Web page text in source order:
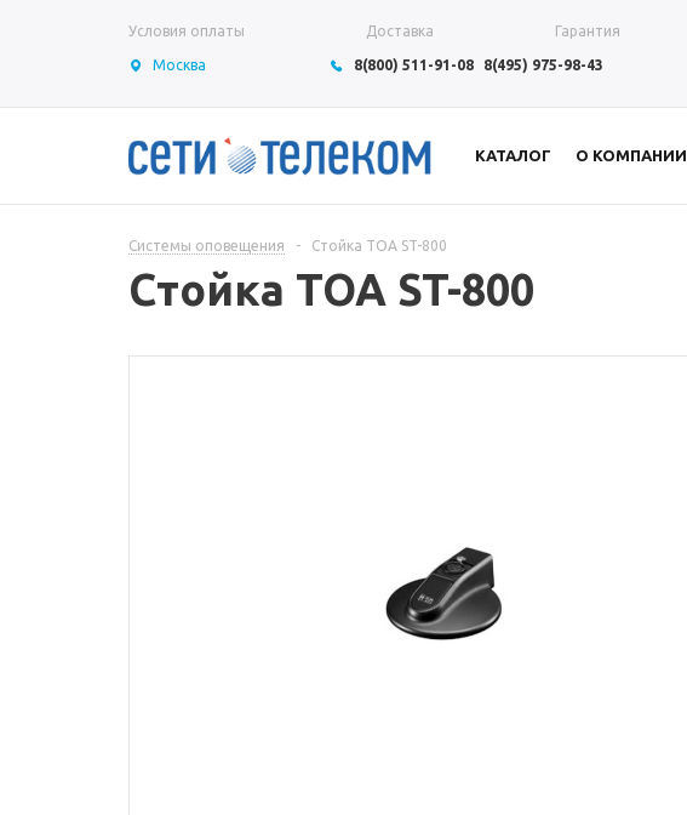
Условия оплаты Доставка Гарантия
Москва 8(800) 511-91-08 8(495) 975-98-43
КАТАЛОГ О КОМПАНИИ
Системы оповещения - Стойка TOA ST-800
Стойка TOA ST-800